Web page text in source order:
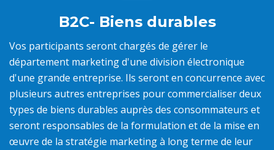
B2C- Biens durables
Vos participants seront chargés de gérer le
département marketing d'une division électronique
d'une grande entreprise. Ils seront en concurrence avec
plusieurs autres entreprises pour commercialiser deux
types de biens durables auprès des consommateurs et
seront responsables de la formulation et de la mise en
œuvre de la stratégie marketing à long terme de leur